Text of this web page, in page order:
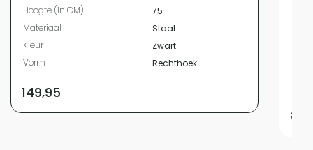
Hoogte (in CM)
75
Materiaal
Staal
Kleur
Zwart
Vorm
Rechthoek
149,95